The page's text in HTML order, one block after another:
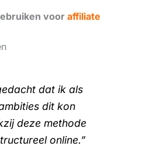
voor affiliate
dat ik als
dit kon
deze methode
online.”